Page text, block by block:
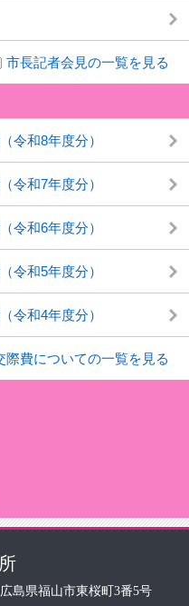
市長記者会見の一覧を見る
令和8年度分）
令和7年度分）
令和6年度分）
令和5年度分）
令和4年度分）
際費についての一覧を見る
島県福山市東桜町3番5号